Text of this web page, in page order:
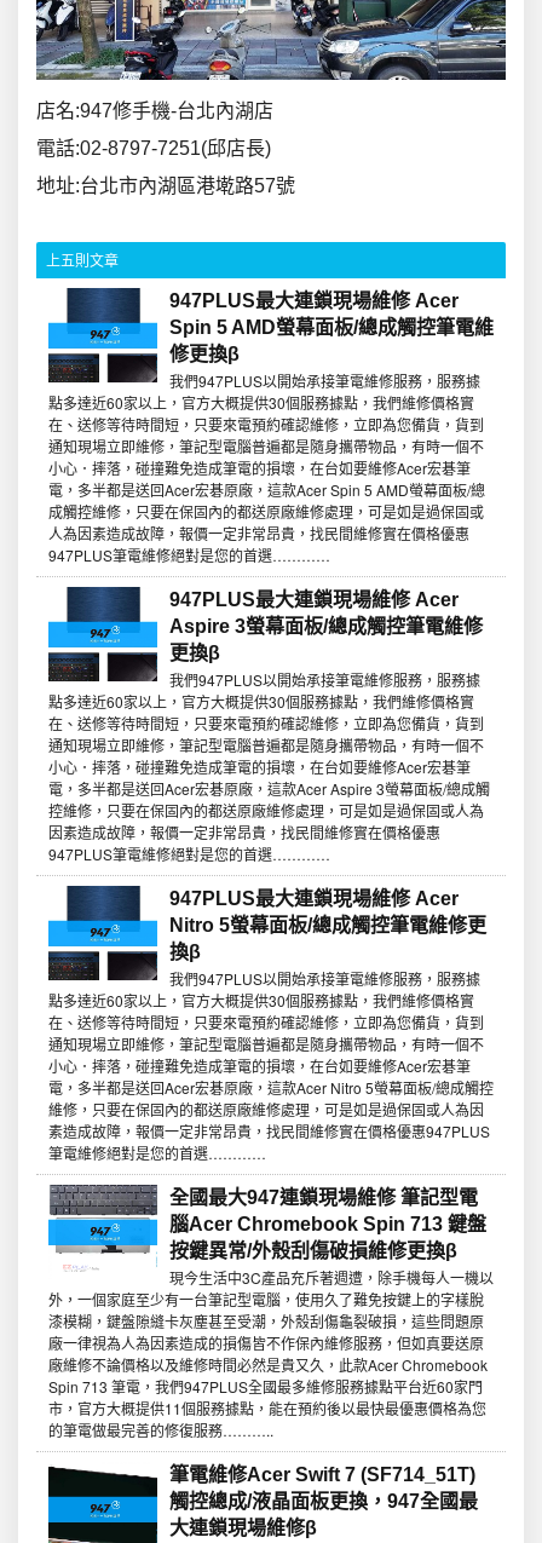
店名:947修手機-台北內湖店
電話:02-8797-7251(邱店長)
地址:台北市內湖區港墘路57號
上五則文章
947PLUS最大連鎖現場維修 Acer
Spin 5 AMD螢幕面板/總成觸控筆電維
修更換β
我們947PLUS以開始承接筆電維修服務，服務據
點多達近60家以上，官方大概提供30個服務據點，我們維修價格實
在、送修等待時間短，只要來電預約確認維修，立即為您備貨，貨到
通知現場立即維修，筆記型電腦普遍都是隨身攜帶物品，有時一個不
小心．摔落，碰撞難免造成筆電的損壞，在台如要維修Acer宏碁筆
電，多半都是送回Acer宏碁原廠，這款Acer Spin 5 AMD螢幕面板/總
成觸控維修，只要在保固內的都送原廠維修處理，可是如是過保固或
人為因素造成故障，報價一定非常昂貴，找民間維修實在價格優惠
947PLUS筆電維修絕對是您的首選…………
947PLUS最大連鎖現場維修 Acer
Aspire 3螢幕面板/總成觸控筆電維修
更換β
我們947PLUS以開始承接筆電維修服務，服務據
點多達近60家以上，官方大概提供30個服務據點，我們維修價格實
在、送修等待時間短，只要來電預約確認維修，立即為您備貨，貨到
通知現場立即維修，筆記型電腦普遍都是隨身攜帶物品，有時一個不
小心．摔落，碰撞難免造成筆電的損壞，在台如要維修Acer宏碁筆
電，多半都是送回Acer宏碁原廠，這款Acer Aspire 3螢幕面板/總成觸
控維修，只要在保固內的都送原廠維修處理，可是如是過保固或人為
因素造成故障，報價一定非常昂貴，找民間維修實在價格優惠
947PLUS筆電維修絕對是您的首選…………
947PLUS最大連鎖現場維修 Acer
Nitro 5螢幕面板/總成觸控筆電維修更
換β
我們947PLUS以開始承接筆電維修服務，服務據
點多達近60家以上，官方大概提供30個服務據點，我們維修價格實
在、送修等待時間短，只要來電預約確認維修，立即為您備貨，貨到
通知現場立即維修，筆記型電腦普遍都是隨身攜帶物品，有時一個不
小心．摔落，碰撞難免造成筆電的損壞，在台如要維修Acer宏碁筆
電，多半都是送回Acer宏碁原廠，這款Acer Nitro 5螢幕面板/總成觸控
維修，只要在保固內的都送原廠維修處理，可是如是過保固或人為因
素造成故障，報價一定非常昂貴，找民間維修實在價格優惠947PLUS
筆電維修絕對是您的首選…………
全國最大947連鎖現場維修 筆記型電
腦Acer Chromebook Spin 713 鍵盤
按鍵異常/外殼刮傷破損維修更換β
現今生活中3C產品充斥著週遭，除手機每人一機以
外，一個家庭至少有一台筆記型電腦，使用久了難免按鍵上的字樣脫
漆模糊，鍵盤隙縫卡灰塵甚至受潮，外殼刮傷龜裂破損，這些問題原
廠一律視為人為因素造成的損傷皆不作保內維修服務，但如真要送原
廠維修不論價格以及維修時間必然是貴又久，此款Acer Chromebook
Spin 713 筆電，我們947PLUS全國最多維修服務據點平台近60家門
市，官方大概提供11個服務據點，能在預約後以最快最優惠價格為您
的筆電做最完善的修復服務………..
筆電維修Acer Swift 7 (SF714_51T)
觸控總成/液晶面板更換，947全國最
大連鎖現場維修β